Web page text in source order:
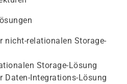
nicht-relationalen Storage-
Storage-Lösung
Daten-Integrations-Lösung